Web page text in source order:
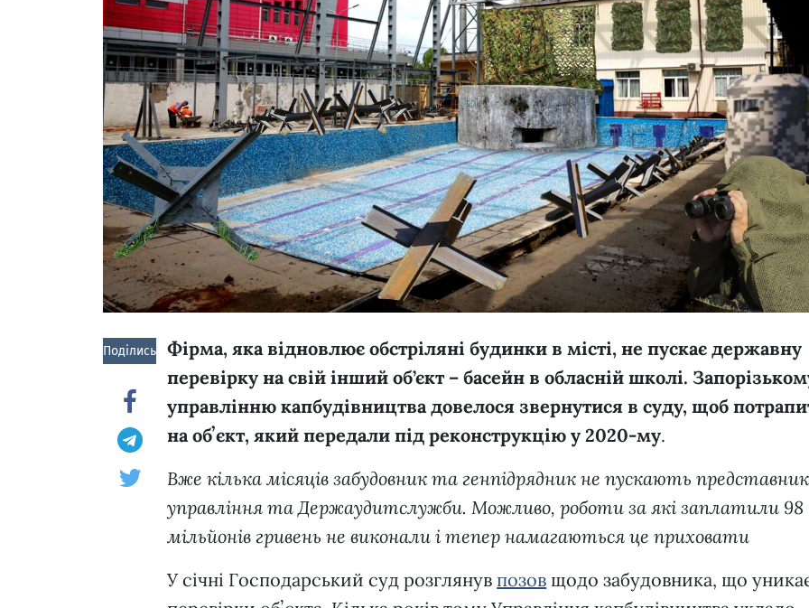
Поділись!
Фірма, яка відновлює обстріляні будинки в місті, не пускає державну
перевірку на свій інший об’єкт – басейн в обласній школі.
управлінню капбудівництва довелося звернутися в суду, щоб
на обʼєкт, який передали під реконструкцію у 2020-му.
Вже кілька місяців забудовник та генпідрядник не пускають
управління та Держаудитслужби. Можливо, роботи за які заплатили 98
мільйонів гривень не виконали і тепер намагаються це приховати
У січні Господарський суд розглянув позов щодо забудовника, що